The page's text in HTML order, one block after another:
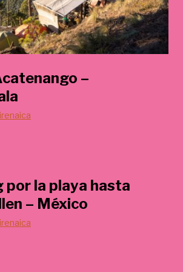
–
por la playa hasta
– México